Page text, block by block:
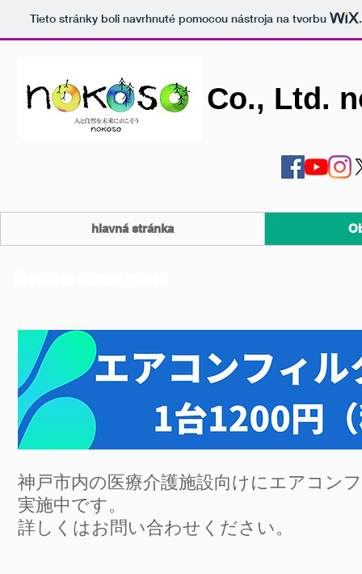
Tieto stránky boli navrhnuté pomocou nástroja na tvorbu
Co., Ltd.
hlavná stránka
神戸市内の医療介護施設向けにエアコン
実施中です。
​詳しくはお問い合わせください。